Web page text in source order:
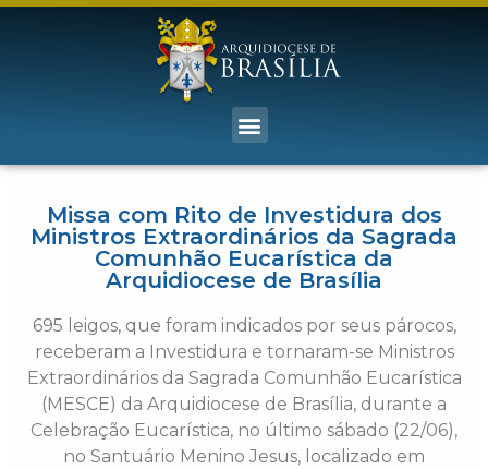
Missa com Rito de Investidura dos
Ministros Extraordinários da Sagrada
Comunhão Eucarística da
Arquidiocese de Brasília
695 leigos, que foram indicados por seus párocos,
receberam a Investidura e tornaram-se Ministros
Extraordinários da Sagrada Comunhão Eucarística
(MESCE) da Arquidiocese de Brasília, durante a
Celebração Eucarística, no último sábado (22/06),
no Santuário Menino Jesus, localizado em